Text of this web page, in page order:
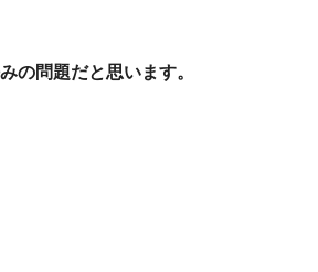
の問題だと思います。